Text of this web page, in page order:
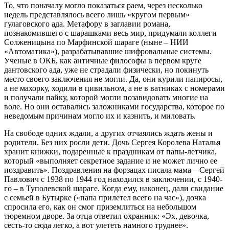
То, что поначалу могло показаться раем, через несколько
недель представлялось всего лишь «кругом первым»
гулаговского ада. Метафору в заглавии романа,
познакомившего с шарашками весь мир, придумали коллеги
Солженицына по Марфинской шараге (ныне – НИИ
«Автоматика»), разрабатывавшие шифровальные системы.
Ученые в ОКБ, как античные философы в первом круге
дантовского ада, уже не страдали физически, но покинуть
место своего заключения не могли. Да, они курили папиросы,
а не махорку, ходили в цивильном, а не в ватниках с номерами
и получали пайку, которой могли позавидовать многие на
воле. Но они оставались заложниками государства, которое по
неведомым причинам могло их и казнить, и миловать.
На свободе одних ждали, а других отчаялись ждать жены и
родители. Без них росли дети. Дочь Сергея Королева Наталья
хранит книжки, подаренные к праздникам от папы-летчика,
который «выполняет секретное задание и не может лично ее
поздравить». Поздравления на форзацах писала мама – Сергей
Павлович с 1938 по 1944 год находился в заключении, с 1940-
го – в Туполевской шараге. Когда ему, наконец, дали свидание
с семьей в Бутырке («папа прилетел всего на час»), дочка
спросила его, как он смог приземлиться на небольшом
тюремном дворе. За отца ответил охранник: «Эх, девочка,
сесть-то сюда легко, а вот улететь намного труднее».